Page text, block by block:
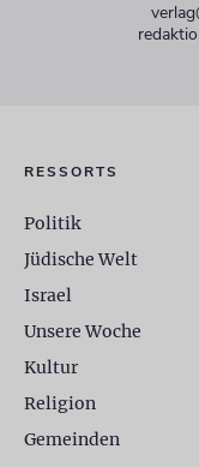
RESSORTS
Politik
Jüdische Welt
Israel
Unsere Woche
Kultur
Religion
Gemeinden